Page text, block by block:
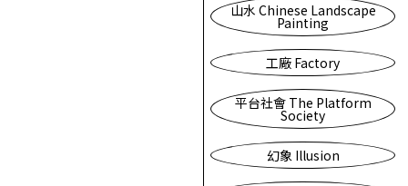
山水 Chinese Landscape
Painting
工廠 Factory
平台社會 The Platform
Society
幻象 Illusion